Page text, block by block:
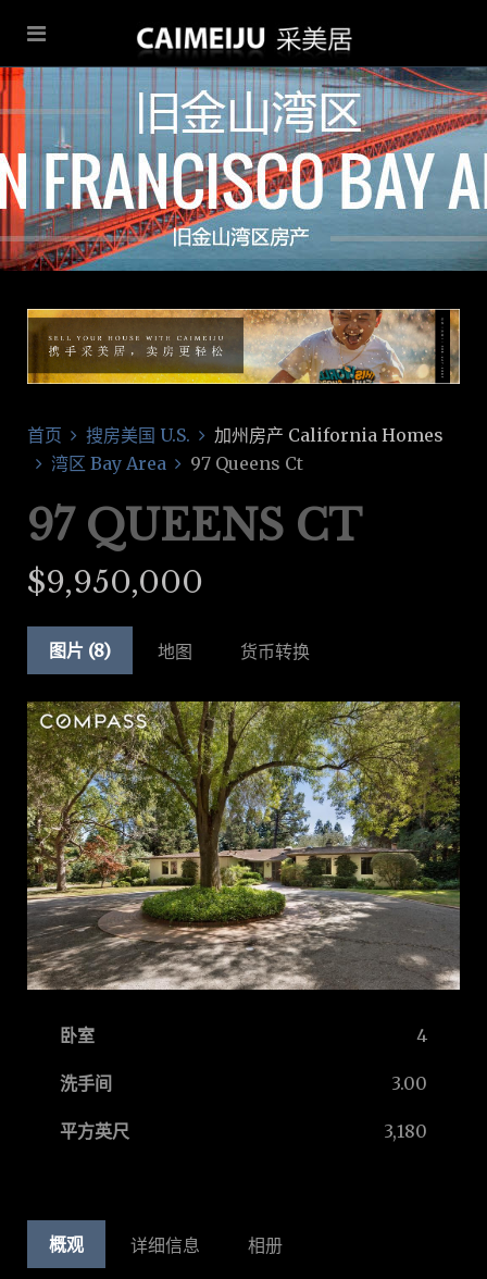
首页 搜房美国 U.S.
加州房产 California Homes
湾区 Bay Area
97 Queens Ct
97 QUEENS CT
$9,950,000
图片 (8) 地图 货币转换
卧室 4
洗手间 3.00
平方英尺 3,180
概观 详细信息 相册